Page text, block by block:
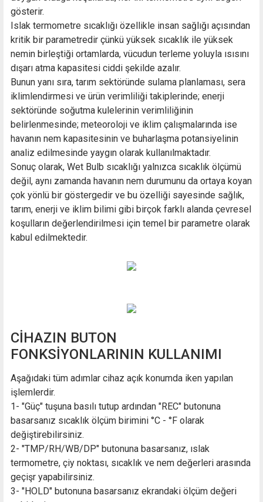
gösterir.
Islak termometre sıcaklığı özellikle insan sağlığı açısından
kritik bir parametredir çünkü yüksek sıcaklık ile yüksek
nemin birleştiği ortamlarda, vücudun terleme yoluyla ısısını
dışarı atma kapasitesi ciddi şekilde azalır.
Bunun yanı sıra, tarım sektöründe sulama planlaması, sera
iklimlendirmesi ve ürün verimliliği takiplerinde; enerji
sektöründe soğutma kulelerinin verimliliğinin
belirlenmesinde; meteoroloji ve iklim çalışmalarında ise
havanın nem kapasitesinin ve buharlaşma potansiyelinin
analiz edilmesinde yaygın olarak kullanılmaktadır.
Sonuç olarak, Wet Bulb sıcaklığı yalnızca sıcaklık ölçümü
değil, aynı zamanda havanın nem durumunu da ortaya koyan
çok yönlü bir göstergedir ve bu özelliği sayesinde sağlık,
tarım, enerji ve iklim bilimi gibi birçok farklı alanda çevresel
koşulların değerlendirilmesi için temel bir parametre olarak
kabul edilmektedir.
CİHAZIN BUTON
FONKSİYONLARININ KULLANIMI
Aşağıdaki tüm adımlar cihaz açık konumda iken yapılan
işlemlerdir.
1- "Güç" tuşuna basılı tutup ardından "REC" butonuna
basarsanız sıcaklık ölçüm birimini °C - °F olarak
değiştirebilirsiniz.
2- "TMP/RH/WB/DP" butonuna basarsanız, ıslak
termometre, çiy noktası, sıcaklık ve nem değerleri arasında
geçişr yapabilirsiniz.
3- "HOLD" butonuna basarsanız ekrandaki ölçüm değeri